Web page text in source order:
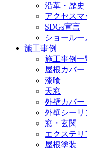
沿革・歴史
アクセスマ
SDGs宣言
ショールー
施工事例
施工事例一
屋根カバ
漆喰
天窓
外壁カバ
外壁シーリ
窓・玄関
エクステリ
屋根塗装